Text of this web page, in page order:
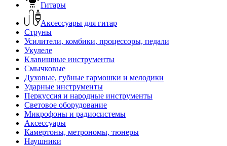
Гитары
Аксессуары для гитар
Струны
Усилители, комбики, процессоры, педали
Укулеле
Клавишные инструменты
Смычковые
Духовые, губные гармошки и мелодики
Ударные инструменты
Перкуссия и народные инструменты
Световое оборудование
Микрофоны и радиосистемы
Аксессуары
Камертоны, метрономы, тюнеры
Наушники